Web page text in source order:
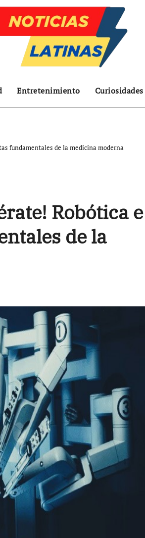
Entretenimiento Curiosidades
fundamentales de la medicina moderna
Robótica e
de la